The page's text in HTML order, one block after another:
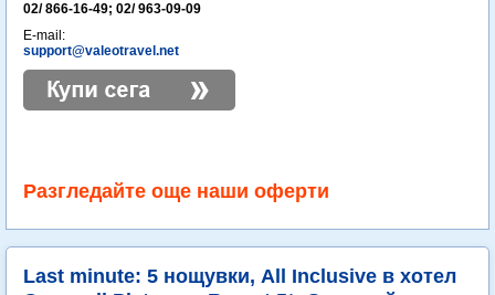
02/ 866-16-49; 02/ 963-09-09
E-mail:
support@valeotravel.net
Разгледайте още наши оферти
Last minute: 5 нощувки, All Inclusive в хотел